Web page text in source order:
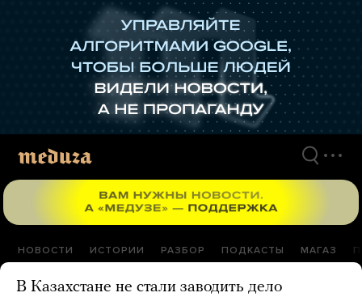
НОВОСТИ ИСТОРИИ РАЗБОР ПОДКАСТЫ МАГАЗ
В Казахстане не стали заводить дело